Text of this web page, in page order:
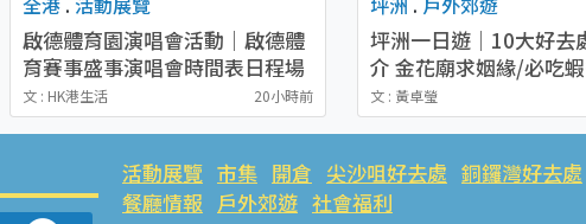
啟德體育園演唱會活動｜啟德體
育賽事盛事演唱會時間表日程場
地（持續更新）
文 : HK港生活 20小時前
坪洲一日遊｜10大好去
介 金花廟求姻緣/必吃
坪洲船期表
文 : 黃卓瑩
活動展覽 市集 開倉 尖沙咀好去處 銅鑼灣好去處
餐廳情報 戶外郊遊 社會福利